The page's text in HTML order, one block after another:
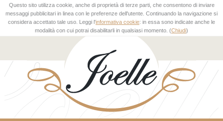
Questo sito utilizza cookie, anche di proprietà di terze parti, che consentono di inviare
messaggi pubblicitari in linea con le preferenze dell'utente. Continuando la navigazione si
considera accettato tale uso. Leggi l'informativa cookie: in essa sono indicate anche le
modalità con cui potrai disabilitarli in qualsiasi momento. (Chiudi)